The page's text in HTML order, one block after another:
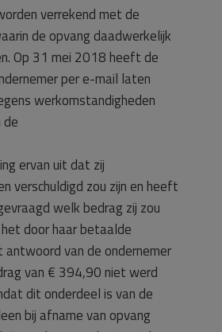
verrekend met de
de opvang daadwerkelijk
Op 31 mei 2018 heeft de
per e-mail laten
werkomstandigheden
ervan uit dat zij
verschuldigd zou zijn en heeft
welk bedrag zij zou
door haar betaalde
antwoord van de ondernemer
van € 394,90 niet werd
dit onderdeel is van de
bij afname van opvang